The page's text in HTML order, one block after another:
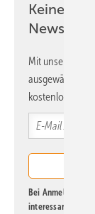
Keine
Newsletter!
Mit unserem
ausgewählte
kostenlos direkt
Bei Anmeldung
interessante